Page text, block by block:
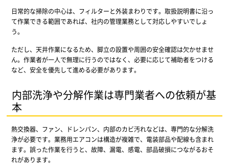
日常的な掃除の中心は、フィルターと外装まわりです。取扱説明書に沿っ
て作業できる範囲であれば、社内の管理業務として対応しやすいでしょ
う。
ただし、天井作業になるため、脚立の設置や周囲の安全確認は欠かせませ
ん。作業者が一人で無理に行うのではなく、必要に応じて補助者をつける
など、安全を優先して進める必要があります。
内部洗浄や分解作業は専門業者への依頼が基
本
熱交換器、ファン、ドレンパン、内部のカビ汚れなどは、専門的な分解洗
浄が必要です。業務用エアコンは構造が複雑で、電装部品や配線も含まれ
ます。誤った作業を行うと、故障、漏電、感電、部品破損につながるおそ
れがあります。